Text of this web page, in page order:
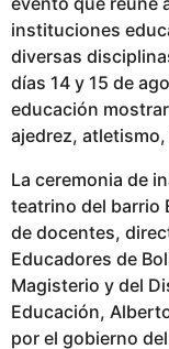
o
s
p
u
b
l
c
a
d
o
instituciones
diversas
días 14 y 15 de
educación
ajedrez,
La ceremonia de
teatrino del barrio
de docentes,
Educadores de
Magisterio y del
Educación,
por el gobierno